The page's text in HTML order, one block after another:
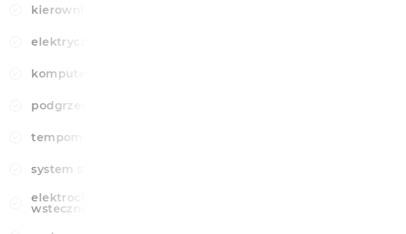
kierownica wielofunkcyjna
elektryczne szyby tylne
komputer pokladowy
podgrzewane fotele
tempomat
system start-stop
elektrochromatyczne lusterko
wsteczne